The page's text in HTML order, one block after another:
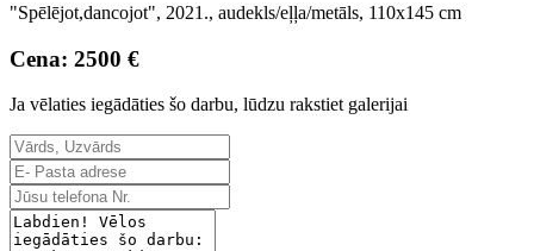
"Spēlējot,dancojot", 2021., audekls/eļļa/metāls, 110x145 cm
Cena: 2500 €
Ja vēlaties iegādāties šo darbu, lūdzu rakstiet galerijai